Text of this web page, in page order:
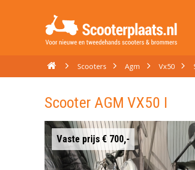
Scooters Agm Vx50
Scooter AGM VX50 I
Vaste prijs € 700,-